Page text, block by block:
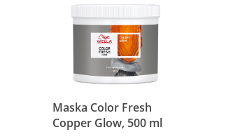
Maska Color Fresh
Copper Glow, 500 ml